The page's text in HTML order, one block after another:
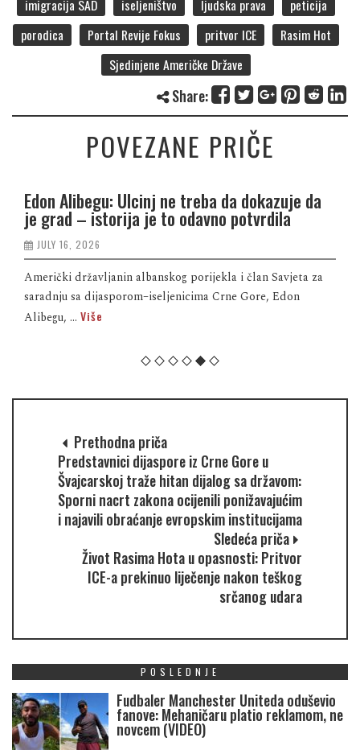
imigracija SAD iseljeništvo ljudska prava
peticija
porodica
Portal Revije Fokus pritvor ICE
Rasim Hot
Sjedinjene Američke Države
Share:
POVEZANE PRIČE
Edon Alibegu: Ulcinj ne treba da dokazuje da
je grad – istorija je to odavno potvrdila
JULY 16, 2026
Američki državljanin albanskog porijekla i član Savjeta za
saradnju sa dijasporom–iseljenicima Crne Gore, Edon
Alibegu, ... Više
Prethodna priča
Predstavnici dijaspore iz Crne Gore u
Švajcarskoj traže hitan dijalog sa državom:
Sporni nacrt zakona ocijenili ponižavajućim
i najavili obraćanje evropskim institucijama
Sledeća priča
Život Rasima Hota u opasnosti: Pritvor
ICE-a prekinuo liječenje nakon teškog
srčanog udara
POSLEDNJE
Fudbaler Manchester Uniteda oduševio
fanove: Mehaničaru platio reklamom, ne
novcem (VIDEO)